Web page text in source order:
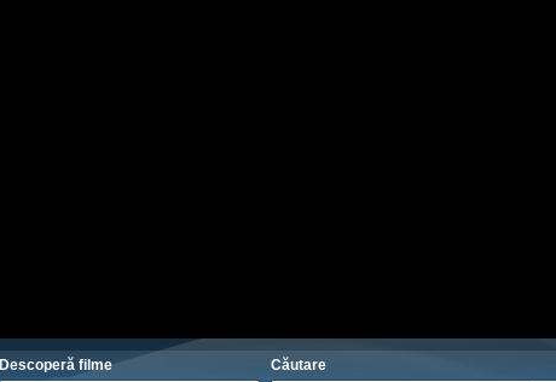
Descoperă filme
Căutare